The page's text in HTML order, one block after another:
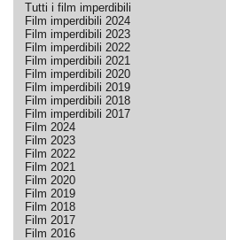
Tutti i film imperdibili
Film imperdibili 2024
Film imperdibili 2023
Film imperdibili 2022
Film imperdibili 2021
Film imperdibili 2020
Film imperdibili 2019
Film imperdibili 2018
Film imperdibili 2017
Film 2024
Film 2023
Film 2022
Film 2021
Film 2020
Film 2019
Film 2018
Film 2017
Film 2016